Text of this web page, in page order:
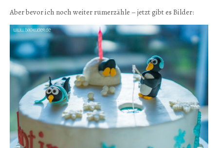
Aber bevor ich noch weiter rumerzähle – jetzt gibt es Bilder: